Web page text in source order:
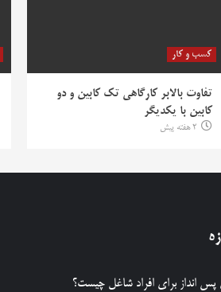
کسب و کار
تفاوت بالابر کارگاهی تک کابین و دو
کابین با یکدیگر
2 هفته پیش
انداز برای افراد شاغل چیست؟